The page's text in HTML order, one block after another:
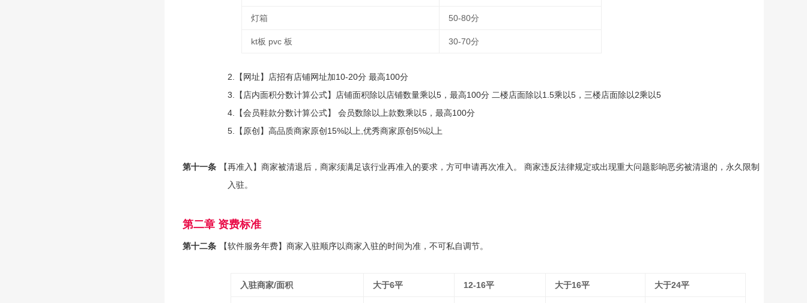
灯箱 50-80分
kt板 pvc 板 30-70分
2.【网址】店招有店铺网址加10-20分 最高100分
3.【店内面积分数计算公式】店铺面积除以店铺数量乘以5，最高100分 二楼店面除以1.5乘以5，三楼店面除以2乘以5
4.【会员鞋款分数计算公式】 会员数除以上款数乘以5，最高100分
5.【原创】高品质商家原创15%以上,优秀商家原创5%以上
第十一条
【再准入】商家被清退后，商家须满足该行业再准入的要求，方可申请再次准入。 商家违反法律规定或出现重大问题影响恶劣被清退的，永久限制
入驻。
第二章 资费标准
第十二条 【软件服务年费】商家入驻顺序以商家入驻的时间为准，不可私自调节。
入驻商家/面积 大于6平 12-16平 大于16平 大于24平